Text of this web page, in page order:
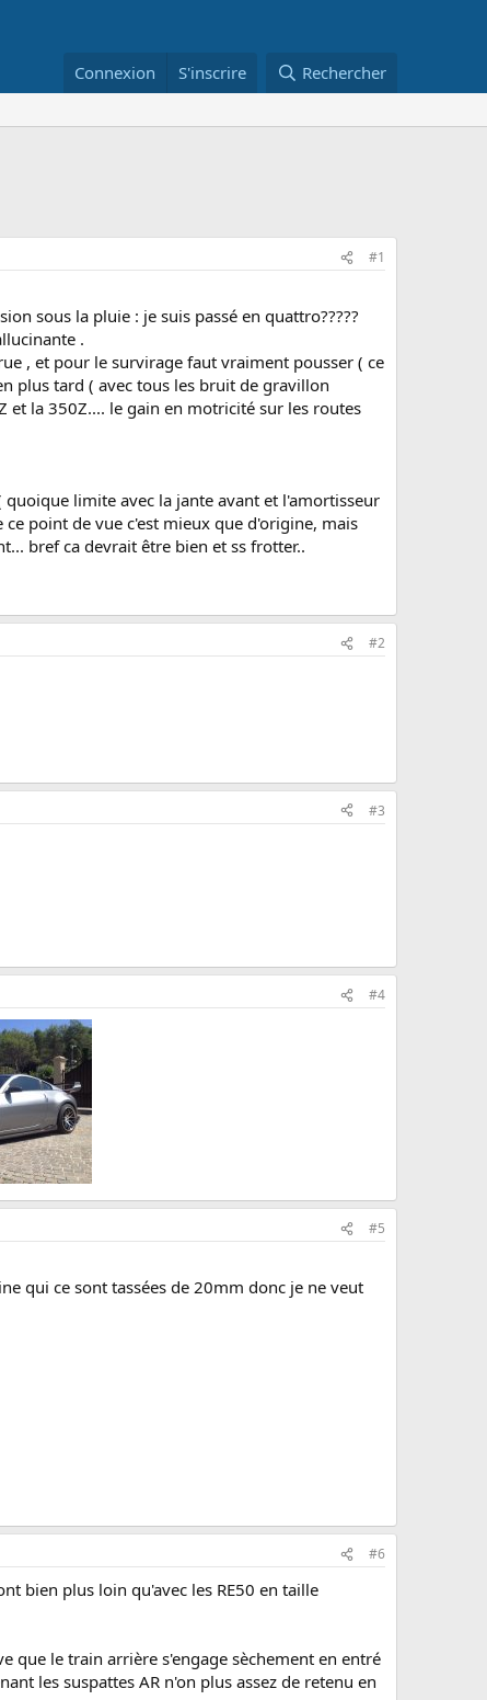
Connexion S'inscrire Rechercher
#1
sous la pluie : je suis passé en quattro?????
.
, et pour le survirage faut vraiment pousser ( ce
plus tard ( avec tous les bruit de gravillon
et la 350Z.... le gain en motricité sur les routes
limite avec la jante avant et l'amortisseur
point de vue c'est mieux que d'origine, mais
bref ca devrait être bien et ss frotter..
#2
#3
#4
#5
qui ce sont tassées de 20mm donc je ne veut
#6
bien plus loin qu'avec les RE50 en taille
que le train arrière s'engage sèchement en entré
les suspattes AR n'on plus assez de retenu en